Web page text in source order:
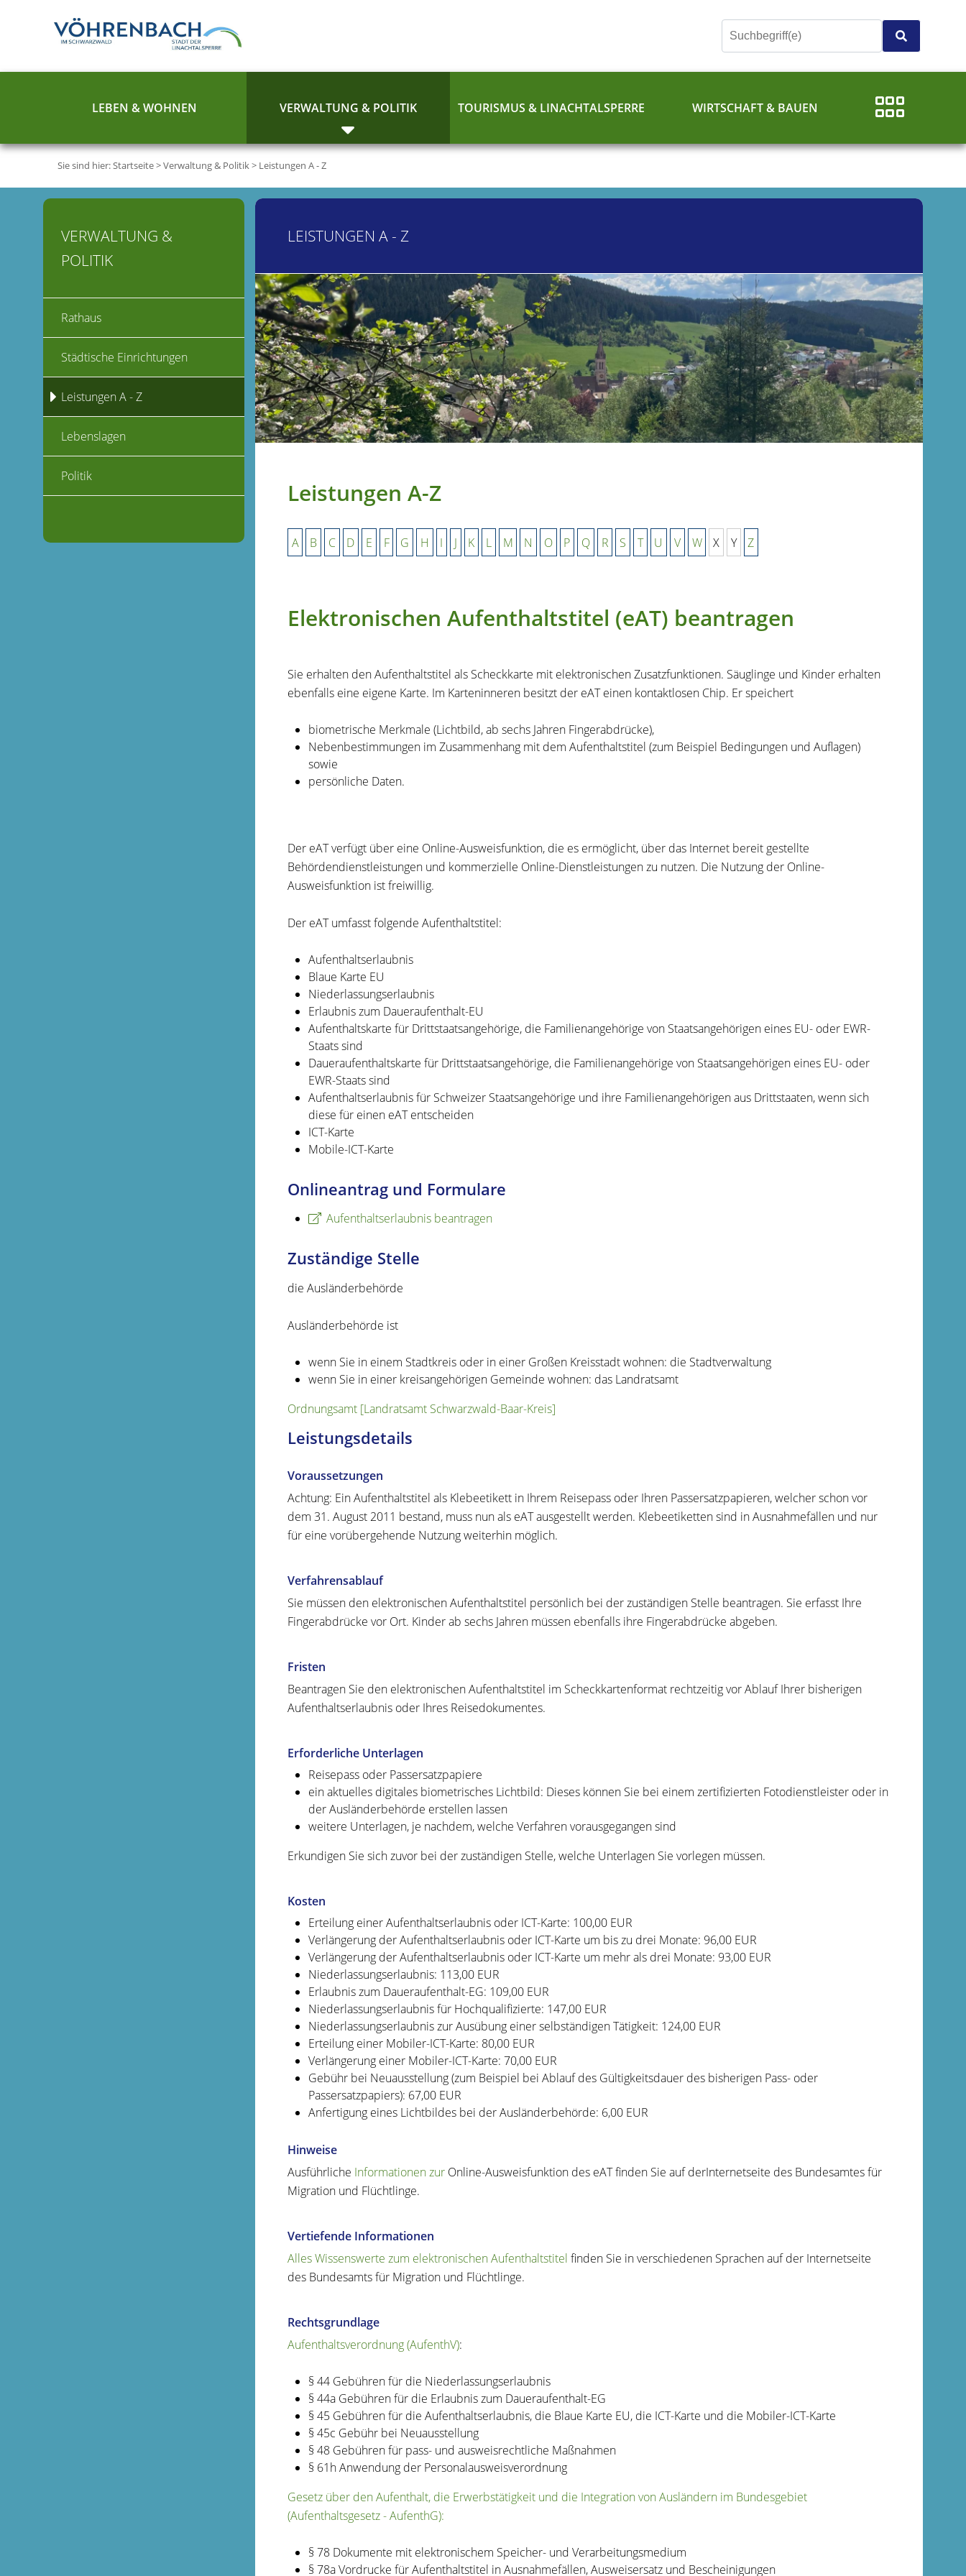
LEBEN & WOHNEN VERWALTUNG & POLITIK TOURISMUS & LINACHTALSPERRE WIRTSCHAFT & BAUEN
Sie sind hier:Startseite>Verwaltung & Politik> Leistungen A - Z
LEISTUNGEN A - Z
Leistungen A-Z
A B C D E F G H I J K L M N O P Q R S T U V W X Y Z
Elektronischen Aufenthaltstitel (eAT) beantragen
Sie erhalten den Aufenthaltstitel als Scheckkarte mit elektronischen Zusatzfunktionen. Säuglinge und Kinder erhalten
ebenfalls eine eigene Karte. Im Karteninneren besitzt der eAT einen kontaktlosen Chip. Er speichert
biometrische Merkmale (Lichtbild, ab sechs Jahren Fingerabdrücke),
Nebenbestimmungen im Zusammenhang mit dem Aufenthaltstitel (zum Beispiel Bedingungen und Auflagen)
sowie
persönliche Daten.
Der eAT verfügt über eine Online-Ausweisfunktion, die es ermöglicht, über das Internet bereit gestellte
Behördendienstleistungen und kommerzielle Online-Dienstleistungen zu nutzen. Die Nutzung der Online-
Ausweisfunktion ist freiwillig.
Der eAT umfasst folgende Aufenthaltstitel:
Aufenthaltserlaubnis
Blaue Karte EU
Niederlassungserlaubnis
Erlaubnis zum Daueraufenthalt-EU
Aufenthaltskarte für Drittstaatsangehörige, die Familienangehörige von Staatsangehörigen eines EU- oder EWR-
Staats sind
Daueraufenthaltskarte für Drittstaatsangehörige, die Familienangehörige von Staatsangehörigen eines EU- oder
EWR-Staats sind
Aufenthaltserlaubnis für Schweizer Staatsangehörige und ihre Familienangehörigen aus Drittstaaten, wenn sich
diese für einen eAT entscheiden
ICT-Karte
Mobile-ICT-Karte
Onlineantrag und Formulare
Aufenthaltserlaubnis beantragen
Zuständige Stelle
die Ausländerbehörde
Ausländerbehörde ist
wenn Sie in einem Stadtkreis oder in einer Großen Kreisstadt wohnen: die Stadtverwaltung
wenn Sie in einer kreisangehörigen Gemeinde wohnen: das Landratsamt
Ordnungsamt [Landratsamt Schwarzwald-Baar-Kreis]
Leistungsdetails
Voraussetzungen
Achtung: Ein Aufenthaltstitel als Klebeetikett in Ihrem Reisepass oder Ihren Passersatzpapieren, welcher schon vor
dem 31. August 2011 bestand, muss nun als eAT ausgestellt werden. Klebeetiketten sind in Ausnahmefällen und nur
für eine vorübergehende Nutzung weiterhin möglich.
Verfahrensablauf
Sie müssen den elektronischen Aufenthaltstitel persönlich bei der zuständigen Stelle beantragen. Sie erfasst Ihre
Fingerabdrücke vor Ort. Kinder ab sechs Jahren müssen ebenfalls ihre Fingerabdrücke abgeben.
Fristen
Beantragen Sie den elektronischen Aufenthaltstitel im Scheckkartenformat rechtzeitig vor Ablauf Ihrer bisherigen
Aufenthaltserlaubnis oder Ihres Reisedokumentes.
Erforderliche Unterlagen
Reisepass oder Passersatzpapiere
einaktuelles digitales biometrisches Lichtbild: Dieses können Sie bei einem zertifizierten Fotodienstleister oder in
der Ausländerbehörde erstellen lassen
weitere Unterlagen, je nachdem, welche Verfahren vorausgegangen sind
Erkundigen Sie sich zuvor bei der zuständigen Stelle, welche Unterlagen Sie vorlegen müssen.
Kosten
Erteilung einer Aufenthaltserlaubnis oder ICT-Karte: 100,00 EUR
Verlängerung der Aufenthaltserlaubnis oder ICT-Karte um bis zu drei Monate: 96,00 EUR
Verlängerung der Aufenthaltserlaubnis oder ICT-Karte um mehr als drei Monate: 93,00 EUR
Niederlassungserlaubnis: 113,00 EUR
Erlaubnis zum Daueraufenthalt-EG: 109,00 EUR
Niederlassungserlaubnis für Hochqualifizierte: 147,00 EUR
Niederlassungserlaubnis zur Ausübung einer selbständigen Tätigkeit: 124,00 EUR
Erteilung einer Mobiler-ICT-Karte: 80,00 EUR
Verlängerung einer Mobiler-ICT-Karte: 70,00 EUR
Gebühr bei Neuausstellung (zum Beispiel bei Ablauf des Gültigkeitsdauer des bisherigen Pass- oder
Passersatzpapiers): 67,00 EUR
Anfertigung eines Lichtbildes bei der Ausländerbehörde: 6,00 EUR
Hinweise
Ausführliche Informationen zur Online-Ausweisfunktion des eAT finden Sie auf derInternetseite des Bundesamtes für
Migration und Flüchtlinge.
Vertiefende Informationen
Alles Wissenswerte zum elektronischen Aufenthaltstitel finden Sie in verschiedenen Sprachen auf der Internetseite
des Bundesamts für Migration und Flüchtlinge.
Rechtsgrundlage
Aufenthaltsverordnung (AufenthV):
§ 44Gebühren für die Niederlassungserlaubnis
§ 44a Gebühren für die Erlaubnis zum Daueraufenthalt-EG
§ 45 Gebühren für die Aufenthaltserlaubnis, die Blaue Karte EU, die ICT-Karte und die Mobiler-ICT-Karte
§ 45c Gebühr bei Neuausstellung
§ 48 Gebühren für pass- und ausweisrechtliche Maßnahmen
§ 61h Anwendung der Personalausweisverordnung
Gesetz über den Aufenthalt, die Erwerbstätigkeit und die Integration von Ausländern im Bundesgebiet
(Aufenthaltsgesetz - AufenthG):
§ 78Dokumente mit elektronischem Speicher- und Verarbeitungsmedium
§ 78a Vordrucke für Aufenthaltstitel in Ausnahmefällen, Ausweisersatz und Bescheinigungen
VERWALTUNG &
POLITIK
Rathaus
Städtische Einrichtungen
Leistungen A - Z
Lebenslagen
Politik